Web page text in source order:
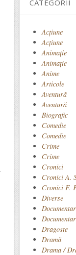
CATEGORII
Acţiune
Acțiune
Animaţie
Animație
Anime
Articole
Aventură
Aventură
Biografic
Comedie
Comedie
Crime
Crime
Cronici
Cronici A.
Cronici F.
Diverse
Documentar
Documentar
Dragoste
Dramă
Drama /